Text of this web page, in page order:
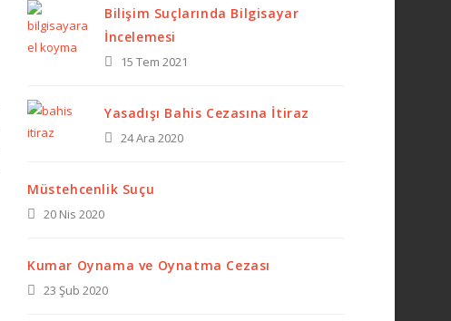
Bilişim Suçlarında Bilgisayar
İncelemesi
15 Tem 2021
Yasadışı Bahis Cezasına İtiraz
24 Ara 2020
Müstehcenlik Suçu
20 Nis 2020
Kumar Oynama ve Oynatma Cezası
23 Şub 2020